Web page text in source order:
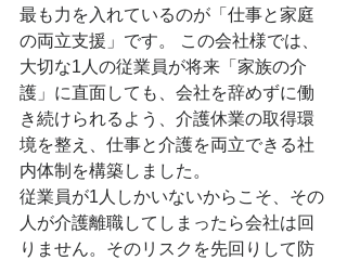
最も力を入れているのが「仕事と家庭
の両立支援」です。 この会社様では、
大切な1人の従業員が将来「家族の介
護」に直面しても、会社を辞めずに働
き続けられるよう、介護休業の取得環
境を整え、仕事と介護を両立できる社
内体制を構築しました。
従業員が1人しかいないからこそ、その
人が介護離職してしまったら会社は回
りません。そのリスクを先回りして防